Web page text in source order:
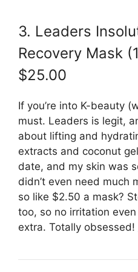
3. Leaders
Recovery Mask
$25.00
If you’re into K-beauty
must. Leaders is legit,
about lifting and
extracts and coconut
date, and my skin was
didn’t even need much
so like $2.50 a mask?
too, so no irritation even
extra. Totally obsessed!